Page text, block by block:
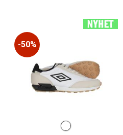
50%